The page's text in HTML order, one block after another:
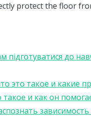
protect the floor
підготуватися до
это такое и какие
и как он